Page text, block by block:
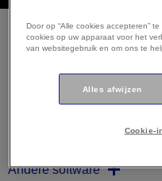
Firmware
Andere software
Door op “Alle cookies accepteren”
cookies op uw apparaat voor het
van websitegebruik en om ons te
Alles afwijzen
Cookie-